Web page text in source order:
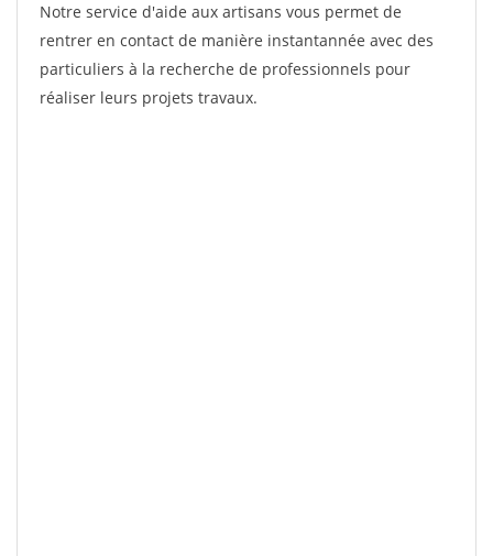
Notre service d'aide aux artisans vous permet de
rentrer en contact de manière instantannée avec des
particuliers à la recherche de professionnels pour
réaliser leurs projets travaux.